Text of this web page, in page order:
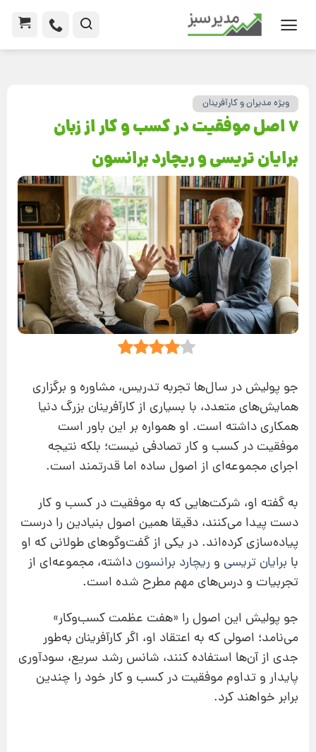
ویژه مدیران و کارآفرینان
7 اصل موفقیت در کسب‌ و کار از زبان
برایان تریسی و ریچارد برانسون
جو پولیش در سال‌ها تجربه تدریس، مشاوره و برگزاری
همایش‌های متعدد، با بسیاری از کارآفرینان بزرگ دنیا
همکاری داشته است. او همواره بر این باور است
موفقیت در کسب‌ و کار تصادفی نیست؛ بلکه نتیجه
اجرای مجموعه‌ای از اصول ساده اما قدرتمند است.
به گفته او، شرکت‌هایی که به موفقیت در کسب‌ و کار
دست پیدا می‌کنند، دقیقا همین اصول بنیادین را درست
پیاده‌سازی کرده‌اند. در یکی از گفت‌وگوهای طولانی که او
با برایان تریسی و ریچارد برانسون داشته، مجموعه‌ای از
تجربیات و درس‌های مهم مطرح شده است.
جو پولیش این اصول را «هفت عظمت کسب‌وکار»
می‌نامد؛ اصولی که به اعتقاد او، اگر کارآفرینان به‌طور
جدی از آن‌ها استفاده کنند، شانس رشد سریع، سودآوری
پایدار و تداوم موفقیت در کسب‌ و کار خود را چندین
برابر خواهند کرد.